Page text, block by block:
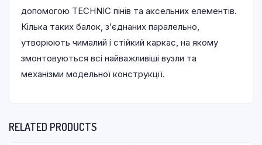
допомогою TECHNIC пінів та аксельних елементів.
Кілька таких балок, з’єднаних паралельно,
утворюють чималий і стійкий каркас, на якому
змонтовуються всі найважливіші вузли та
механізми модельної конструкції.
RELATED PRODUCTS